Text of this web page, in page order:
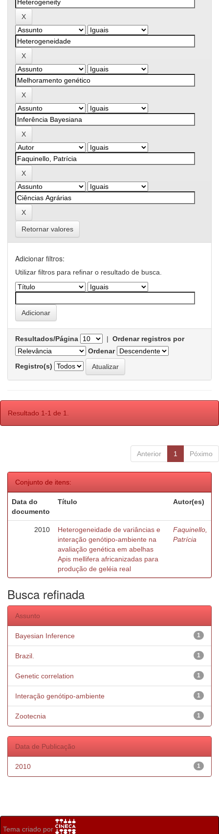
Retornar valores
Adicionar filtros:
Utilizar filtros para refinar o resultado de busca.
Resultados/Página | Ordenar registros por
Ordenar
Registro(s)
Resultado 1-1 de 1.
Anterior 1 Póximo
Conjunto de itens:
Data do
documento
Título Autor(es)
2010
Heterogeneidade de variâncias e
interação genótipo-ambiente na
avaliação genética em abelhas
Apis mellifera africanizadas para
produção de geléia real
Faquinello,
Patrícia
Busca refinada
Assunto
1
Bayesian Inference
1
Brazil.
1
Genetic correlation
1
Interação genótipo-ambiente
1
Zootecnia
Data de Publicação
1
2010
Tema criado por